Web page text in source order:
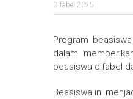
Difabel 2025
Program
dalam
beasiswa difabel
Beasiswa ini